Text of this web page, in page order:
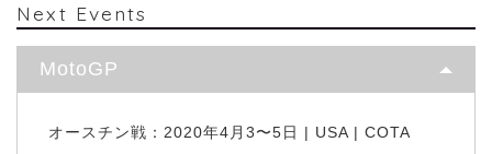
Next Events
MotoGP
オースチン戦：2020年4月3〜5日 | USA | COTA